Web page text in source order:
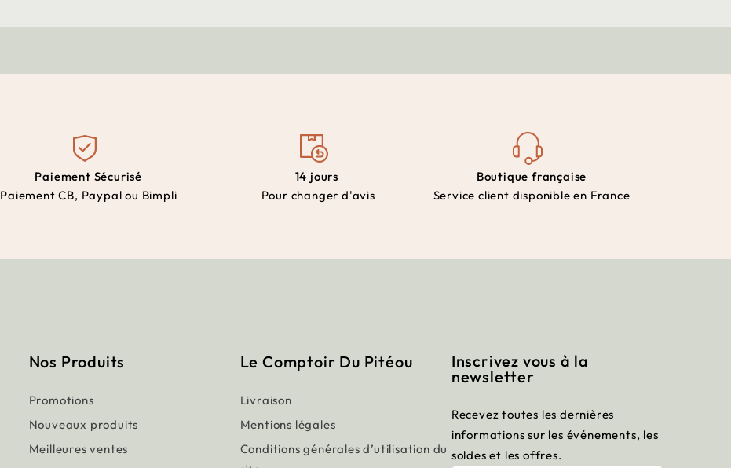
Paiement Sécurisé
Paiement CB, Paypal ou Bimpli
14 jours
Pour changer d'avis
Boutique française
Service client disponible en France
Nos Produits
Promotions
Nouveaux produits
Meilleures ventes
Le Comptoir Du Pitéou
Livraison
Mentions légales
Conditions générales d’utilisation du
Inscrivez vous à la
newsletter
Recevez toutes les dernières
informations sur les événements, les
soldes et les offres.